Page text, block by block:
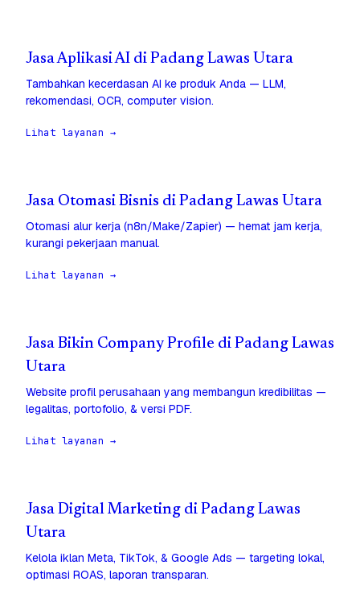
Jasa Aplikasi AI di Padang Lawas Utara
Tambahkan kecerdasan AI ke produk Anda — LLM,
rekomendasi, OCR, computer vision.
Lihat layanan →
Jasa Otomasi Bisnis di Padang Lawas Utara
Otomasi alur kerja (n8n/Make/Zapier) — hemat jam kerja,
kurangi pekerjaan manual.
Lihat layanan →
Jasa Bikin Company Profile di Padang Lawas
Utara
Website profil perusahaan yang membangun kredibilitas —
legalitas, portofolio, & versi PDF.
Lihat layanan →
Jasa Digital Marketing di Padang Lawas
Utara
Kelola iklan Meta, TikTok, & Google Ads — targeting lokal,
optimasi ROAS, laporan transparan.